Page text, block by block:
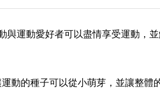
運動愛好者可以盡情享受運動，
動的種子可以從小萌芽，並讓整體